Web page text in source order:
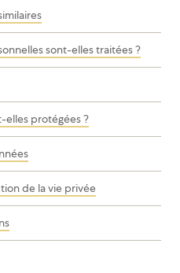
sont-elles traitées ?
elles protégées ?
de la vie privée